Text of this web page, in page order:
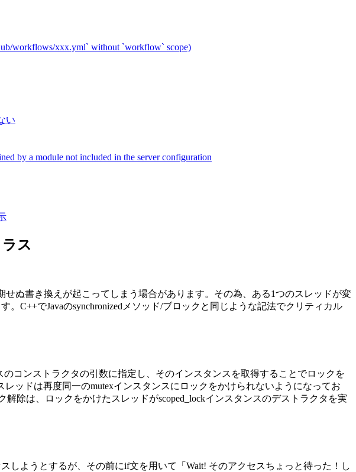
workflows/xxx.yml` without `workflow` scope)
い
by a module not included in the server configuration
ス
ぬ書き換えが起こってしまう場合があります。その為、ある1つのスレッドが変
C++でJavaのsynchronizedメソッド/ブロックと同じような記法でクリティカル
コンストラクタの引数に指定し、そのインスタンスを取得することでロックを
ッドは再度同一のmutexインスタンスにロックをかけられないようになってお
除は、ロックをかけたスレッドがscoped_lockインスタンスのデストラクタを実
ようとするが、その前にif文を用いて「Wait! そのアクセスちょっと待った！し